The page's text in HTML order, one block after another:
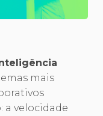
mais
a velocidade